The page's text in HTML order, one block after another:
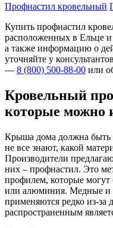
Профнастил кровельный
Купить профнастил
расположенных в Ельце
а также информацию о
уточняйте у
— 8 (800) 500-88-00 или
Кровельный
которые можно
Крыша дома должна быть
не все знают, какой
Производители
них – профнастил. Это
профилем, которые могут
или алюминия. Медные и
применяются редко из-за
распространенным